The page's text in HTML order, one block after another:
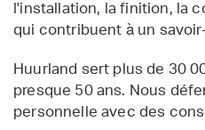
l'installation, la finition, la
qui contribuent à un
Huurland sert plus de 30
presque 50 ans. Nous
personnelle avec des